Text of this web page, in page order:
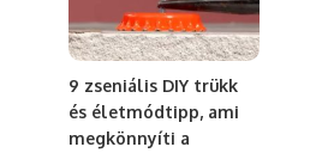
9 zseniális DIY trükk
és életmódtipp, ami
megkönnyíti a